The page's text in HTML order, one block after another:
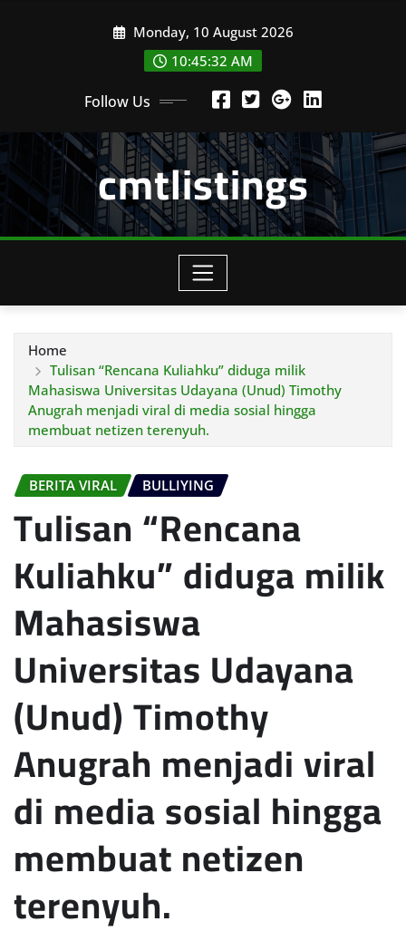
Monday, 10 August 2026
10:45:34 AM
Follow Us
cmtlistings
Home
Tulisan “Rencana Kuliahku” diduga milik
Mahasiswa Universitas Udayana (Unud) Timothy
Anugrah menjadi viral di media sosial hingga
membuat netizen terenyuh.
BERITA VIRAL BULLIYING
Tulisan “Rencana
Kuliahku” diduga milik
Mahasiswa
Universitas Udayana
(Unud) Timothy
Anugrah menjadi viral
di media sosial hingga
membuat netizen
terenyuh.